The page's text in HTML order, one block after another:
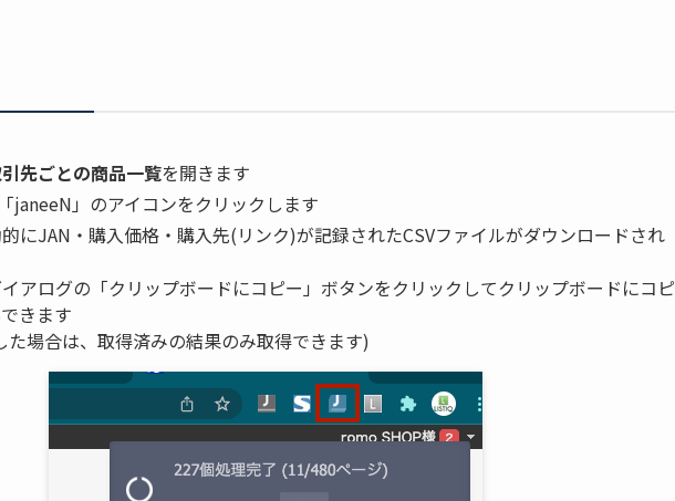
先ごとの商品一覧を開きます
janeeN」のアイコンをクリックします
にJAN・購入価格・購入先(リンク)が記録されたCSVファイルがダウンロードされ
アログの「クリップボードにコピー」ボタンをクリックしてクリップボードにコピ
きます
た場合は、取得済みの結果のみ取得できます)